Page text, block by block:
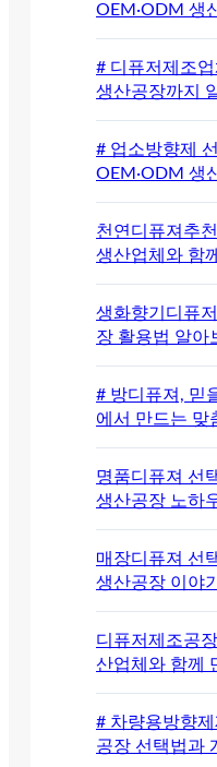
OEM·ODM 생
# 디퓨저제조
생산공장까지
# 업소방향제
OEM·ODM 생
천연디퓨져추
생산업체와 함
생화향기디퓨
장 활용법 알아
# 방디퓨져, 믿
에서 만드는 맞
명품디퓨져 선
생산공장 노하
매장디퓨져 선
생산공장 이야기
디퓨저제조공
산업체와 함께
# 차량용방향
공장 선택법과